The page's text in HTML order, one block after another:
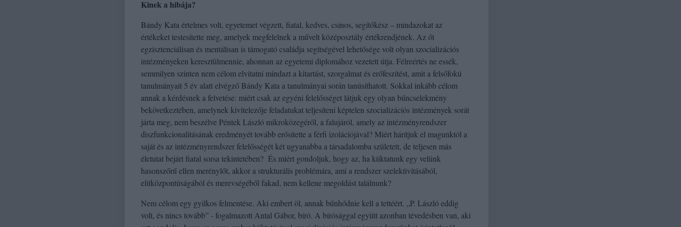
Kinek a hibája?
Bándy Kata értelmes volt, egyetemet végzett, fiatal, kedves, csinos, segítőkész – mindazokat az
értékeket testesítette meg, amelyek megfelelnek a művelt középosztály értékrendjének. Az őt
egzisztenciálisan és mentálisan is támogató családja segítségével lehetősége volt olyan szocializációs
intézményeken keresztülmennie, ahonnan az egyetemi diplomához vezetett útja. Félreértés ne essék,
semmilyen szinten nem célom elvitatni mindazt a kitartást, szorgalmat és erőfeszítést, amit a felsőfokú
tanulmányait 5 év alatt elvégző Bándy Kata a tanulmányai során tanúsíthatott. Sokkal inkább célom
annak a kérdésnek a felvetése: miért csak az egyéni felelősséget látjuk egy olyan bűncselekmény
bekövetkeztében, amelynek kivitelezője feladatukat teljesíteni képtelen szocializációs intézmények sorát
járta meg, nem beszélve Péntek László mikroközegéről, a falujáról, amely az intézményrendszer
diszfunkcionalitásának eredményét tovább erősítette a férfi izolációjával? Miért hárítjuk el magunktól a
saját és az intézményrendszer felelősségét két ugyanabba a társadalomba született, de teljesen más
életutat bejárt fiatal sorsa tekintetében? És miért gondoljuk, hogy az, ha kiiktatunk egy velünk
hasonszőrű ellen merénylőt, akkor a strukturális problémára, ami a rendszer szelektivitásából,
elitközpontúságából és merevségéből fakad, nem kellene megoldást találnunk?
Nem célom egy gyilkos felmentése. Aki embert öl, annak bűnhődnie kell a tettéért. „P. László eddig
volt, és nincs tovább” - fogalmazott Antal Gábor, bíró. A bírósággal együtt azonban tévedésben van, aki